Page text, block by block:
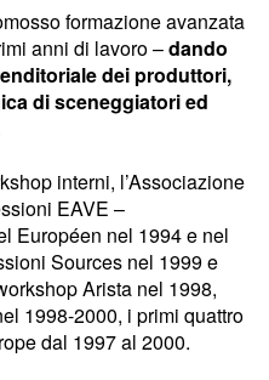
formazione avanzata
anni di lavoro –dando
dei produttori,
di sceneggiatori ed
interni, l’Associazione
EAVE –
Européen nel 1994 e nel
Sources nel 1999 e
Arista nel 1998,
1998-2000, i primi quattro
dal 1997 al 2000.